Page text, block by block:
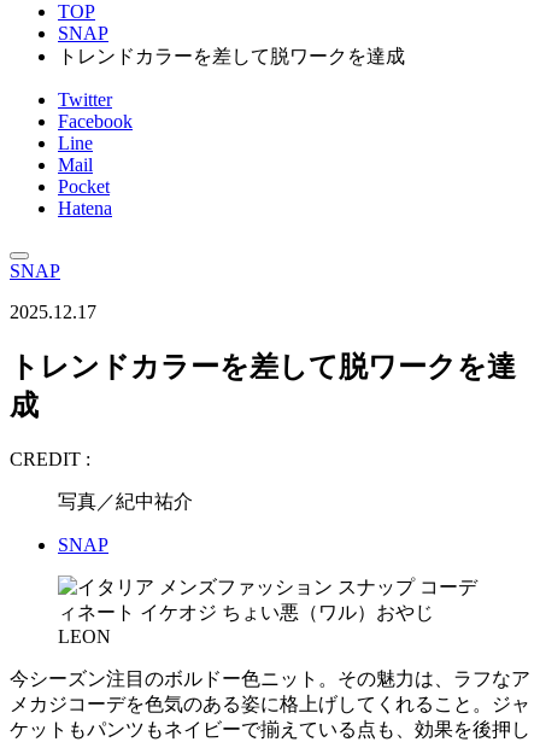
TOP
SNAP
トレンドカラーを差して脱ワークを達成
Twitter
Facebook
Line
Mail
Pocket
Hatena
SNAP
2025.12.17
トレンドカラーを差して脱ワークを達
成
CREDIT :
写真／紀中祐介
SNAP
今シーズン注目のボルドー色ニット。その魅力は、ラフなア
メカジコーデを色気のある姿に格上げしてくれること。ジャ
ケットもパンツもネイビーで揃えている点も、効果を後押し